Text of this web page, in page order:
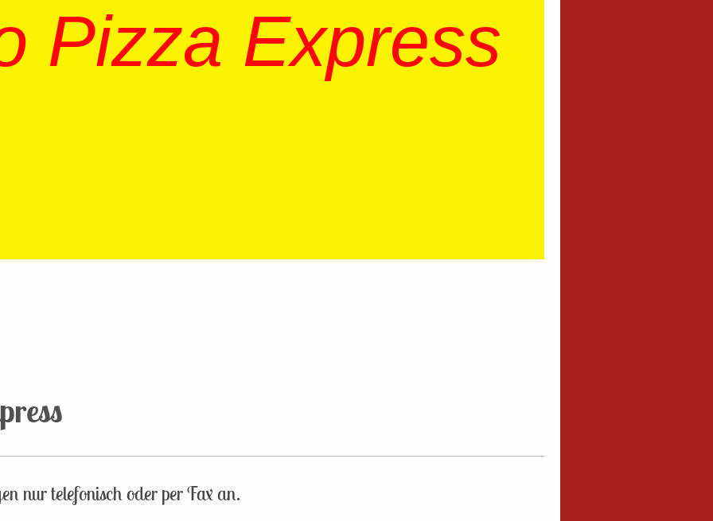
Pizza Express
nur telefonisch oder per Fax an.